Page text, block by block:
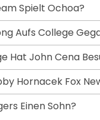
Spielt Ochoa?
Aufs College
Hat John Cena
Hornacek Fox
Einen Sohn?